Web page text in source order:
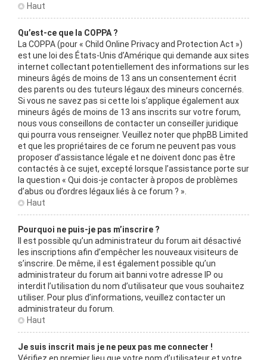
Haut
Qu’est-ce que la COPPA ?
La COPPA (pour « Child Online Privacy and Protection Act »)
est une loi des États-Unis d’Amérique qui demande aux sites
internet collectant potentiellement des informations sur les
mineurs âgés de moins de 13 ans un consentement écrit
des parents ou des tuteurs légaux des mineurs concernés.
Si vous ne savez pas si cette loi s’applique également aux
mineurs âgés de moins de 13 ans inscrits sur votre forum,
nous vous conseillons de contacter un conseiller juridique
qui pourra vous renseigner. Veuillez noter que phpBB Limited
et que les propriétaires de ce forum ne peuvent pas vous
proposer d’assistance légale et ne doivent donc pas être
contactés à ce sujet, excepté lorsque l’assistance porte sur
la question « Qui dois-je contacter à propos de problèmes
d’abus ou d’ordres légaux liés à ce forum ? ».
Haut
Pourquoi ne puis-je pas m’inscrire ?
Il est possible qu’un administrateur du forum ait désactivé
les inscriptions afin d’empêcher les nouveaux visiteurs de
s’inscrire. De même, il est également possible qu’un
administrateur du forum ait banni votre adresse IP ou
interdit l’utilisation du nom d’utilisateur que vous souhaitez
utiliser. Pour plus d’informations, veuillez contacter un
administrateur du forum.
Haut
Je suis inscrit mais je ne peux pas me connecter !